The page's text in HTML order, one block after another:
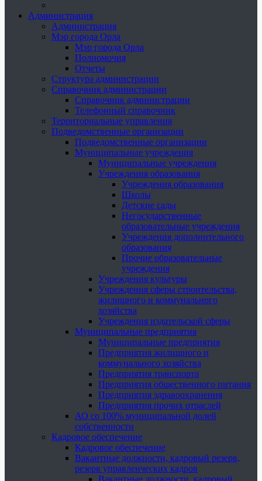
Администрация
Администрация
Мэр города Орла
Мэр города Орла
Полномочия
Отчеты
Структура администрации
Справочник администрации
Справочник администрации
Телефонный справочник
Территориальные управления
Подведомственные организации
Подведомственные организации
Муниципальные учреждения
Муниципальные учреждения
Учреждения образования
Учреждения образования
Школы
Детские сады
Негосударственные
образовательные учреждения
Учреждения дополнительного
образования
Прочие образовательные
учреждения
Учреждения культуры
Учреждения сферы строительства,
жилищного и коммунального
хозяйства
Учреждения издательской сферы
Муниципальные предприятия
Муниципальные предприятия
Предприятия жилищного и
коммунального хозяйства
Предприятия транспорта
Предприятия общественного питания
Предприятия здравоохранения
Предприятия прочих отраслей
АО со 100% муниципальной долей
собственности
Кадровое обеспечение
Кадровое обеспечение
Вакантные должности, кадровый резерв,
резерв управленческих кадров
Вакантные должности, кадровый